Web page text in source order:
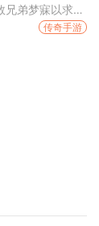
弟梦寐以求的
的力量与意义。
传奇手游